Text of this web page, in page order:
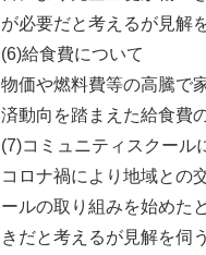
が必要だと考えるが見解
(6)給食費について
物価や燃料費等の高騰で
済動向を踏まえた給食費
(7)コミュニティスクール
コロナ禍により地域との
ールの取り組みを始めた
きだと考えるが見解を伺う